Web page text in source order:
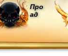
Про
ад